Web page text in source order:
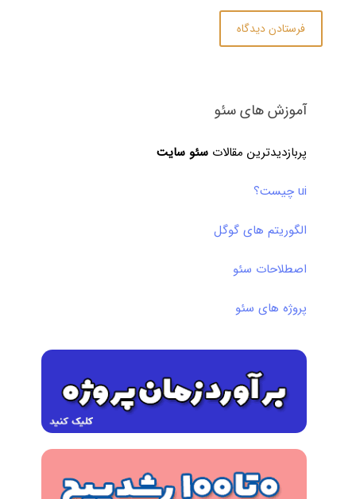
آموزش های سئو
پربازدیدترین مقالات سئو سایت
ui چیست؟
الگوریتم های گوگل
اصطلاحات سئو
پروژه های سئو